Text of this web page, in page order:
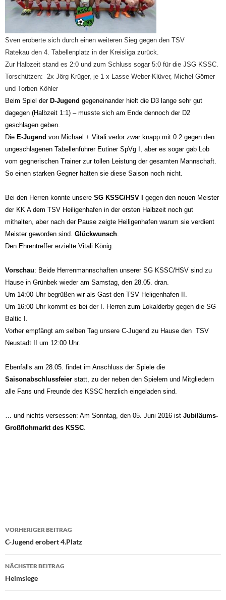
Sven eroberte sich durch einen weiteren Sieg gegen den TSV
Ratekau den 4. Tabellenplatz in der Kreisliga zurück.
Zur Halbzeit stand es 2:0 und zum Schluss sogar 5:0 für die JSG KSSC.
Torschützen: 2x Jörg Krüger, je 1 x Lasse Weber-Klüver, Michel Görner
und Torben Köhler
Beim Spiel der D-Jugend gegeneinander hielt die D3 lange sehr gut
dagegen (Halbzeit 1:1) – musste sich am Ende dennoch der D2
geschlagen geben.
Die E-Jugend von Michael + Vitali verlor zwar knapp mit 0:2 gegen den
ungeschlagenen Tabellenführer Eutiner SpVg I, aber es sogar gab Lob
vom gegnerischen Trainer zur tollen Leistung der gesamten Mannschaft.
So einen starken Gegner hatten sie diese Saison noch nicht.
Bei den Herren konnte unsere SG KSSC/HSV I
gegen den neuen Meister
der KK A dem TSV Heiligenhafen in der ersten Halbzeit noch gut
mithalten, aber nach der Pause zeigte Heiligenhafen warum sie verdient
Meister geworden sind. Glückwunsch.
Den Ehrentreffer erzielte Vitali König.
Vorschau: Beide Herrenmannschaften unserer SG KSSC/HSV sind zu
Hause in Grünbek wieder am Samstag, den 28.05. dran.
Um 14:00 Uhr begrüßen wir als Gast den TSV Heligenhafen II.
Um 16:00 Uhr kommt es bei der I. Herren zum Lokalderby gegen die SG
Baltic I.
Vorher empfängt am selben Tag unsere C-Jugend zu Hause den TSV
Neustadt II um 12:00 Uhr.
Ebenfalls am 28.05. findet im Anschluss der Spiele die
Saisonabschlussfeier statt, zu der neben den Spielern und Mitgliedern
alle Fans und Freunde des KSSC herzlich eingeladen sind.
… und nichts versessen: Am Sonntag, den 05. Juni 2016 ist Jubiläums-
Großflohmarkt des KSSC.
Beitragsnavigation
VORHERIGER BEITRAG
C-Jugend erobert 4.Platz
NÄCHSTER BEITRAG
Heimsiege